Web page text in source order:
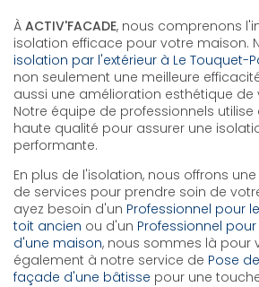
À ACTIV'FACADE, nous comprenons
isolation efficace pour votre maison.
isolation par l'extérieur à Le Touquet-
non seulement une meilleure
aussi une amélioration esthétique de
Notre équipe de professionnels
haute qualité pour assurer une
performante.
En plus de l'isolation, nous offrons
de services pour prendre soin de
ayez besoin d'un Professionnel pour
toit ancien ou d'un Professionnel
d'une maison, nous sommes là pour
également à notre service de Pose
façade d'une bâtisse pour une